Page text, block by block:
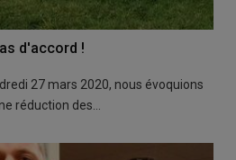
d'accord !
27 mars 2020, nous évoquions
réduction des…